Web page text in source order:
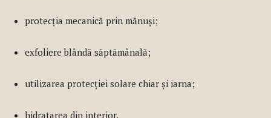
protecția mecanică prin mănuși;
exfoliere blândă săptămânală;
utilizarea protecției solare chiar și iarna;
hidratarea din interior.